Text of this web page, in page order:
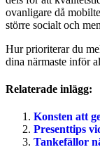
ovanligare då
större socialt och
Hur prioriterar du
dina närmaste inför
Relaterade inlägg:
Konsten att
Presenttips
Tankefällor